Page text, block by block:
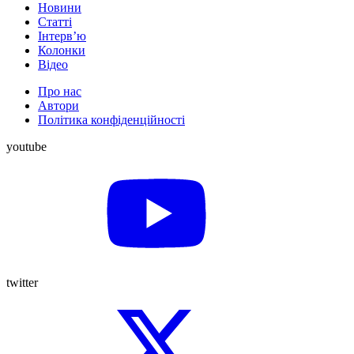
Новини
Статті
Інтерв’ю
Колонки
Відео
Про нас
Автори
Політика конфіденційності
youtube
twitter